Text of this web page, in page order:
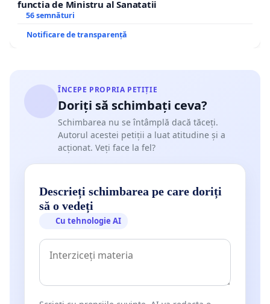
functia de Ministru al Sanatatii
56 semnături
Notificare de transparență
ÎNCEPE PROPRIA PETIȚIE
Doriți să schimbați ceva?
Schimbarea nu se întâmplă dacă tăceți.
Autorul acestei petiții a luat atitudine și a
acționat. Veți face la fel?
Descrieți schimbarea pe care doriți
să o vedeți
Cu tehnologie AI